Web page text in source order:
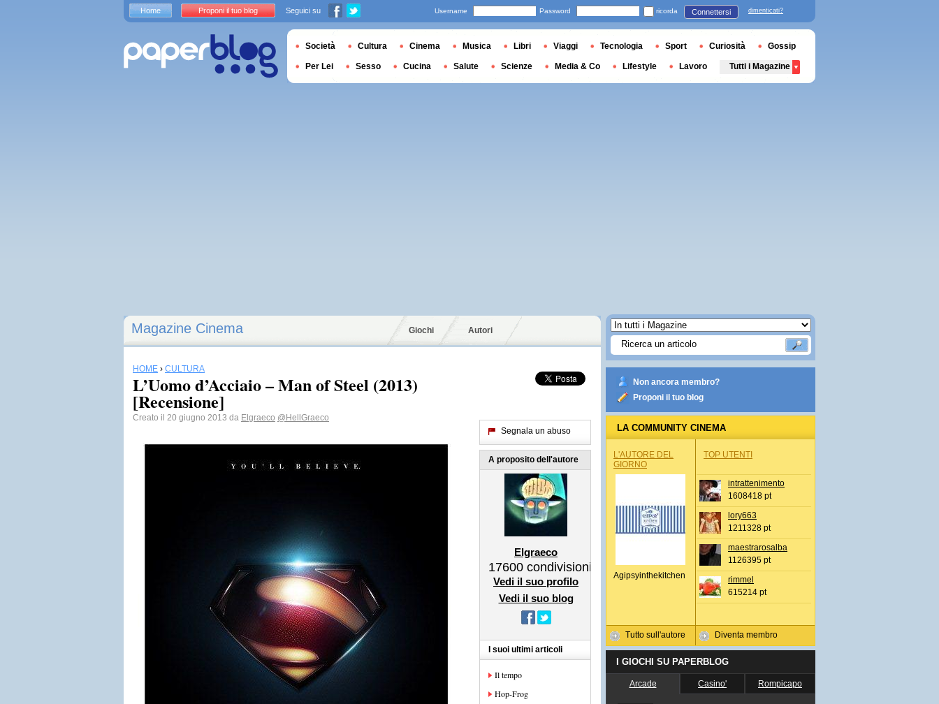
Magazine Cinema Giochi Autori
HOME › CULTURA
L’Uomo d’Acciaio – Man of Steel (2013)
[Recensione]
Creato il 20 giugno 2013 da Elgraeco @HellGraeco
Segnala un abuso
A proposito dell'autore
Elgraeco
17600 condivisioni
Vedi il suo profilo
Vedi il suo blog
I suoi ultimi articoli
Il tempo
Hop-Frog
Non ancora membro?
Proponi il tuo blog
LA COMMUNITY CINEMA
L'AUTORE DEL
GIORNO
Agipsyinthekitchen
Tutto sull'autore
TOP UTENTI
intrattenimento
1608418 pt
lory663
1211328 pt
maestrarosalba
1126395 pt
rimmel
615214 pt
Diventa membro
I GIOCHI SU PAPERBLOG
Arcade Casino' Rompicapo
Home Proponi il tuo blog Seguici su Username Password ricorda Connettersi dimenticati?
Società Cultura Cinema Musica Libri Viaggi Tecnologia Sport Curiosità Gossip
Per Lei Sesso Cucina Salute Scienze Media & Co Lifestyle Lavoro Tutti i Magazine